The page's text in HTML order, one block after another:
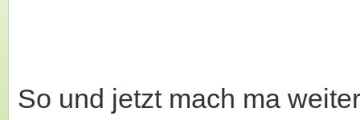
So und jetzt mach ma